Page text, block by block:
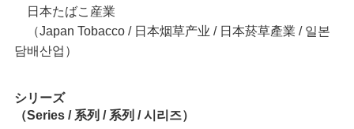
日本たばこ産業
（Japan Tobacco / 日本烟草产业 / 日本菸草產業 / 일본
담배산업）
シリーズ
（Series / 系列 / 系列 / 시리즈）